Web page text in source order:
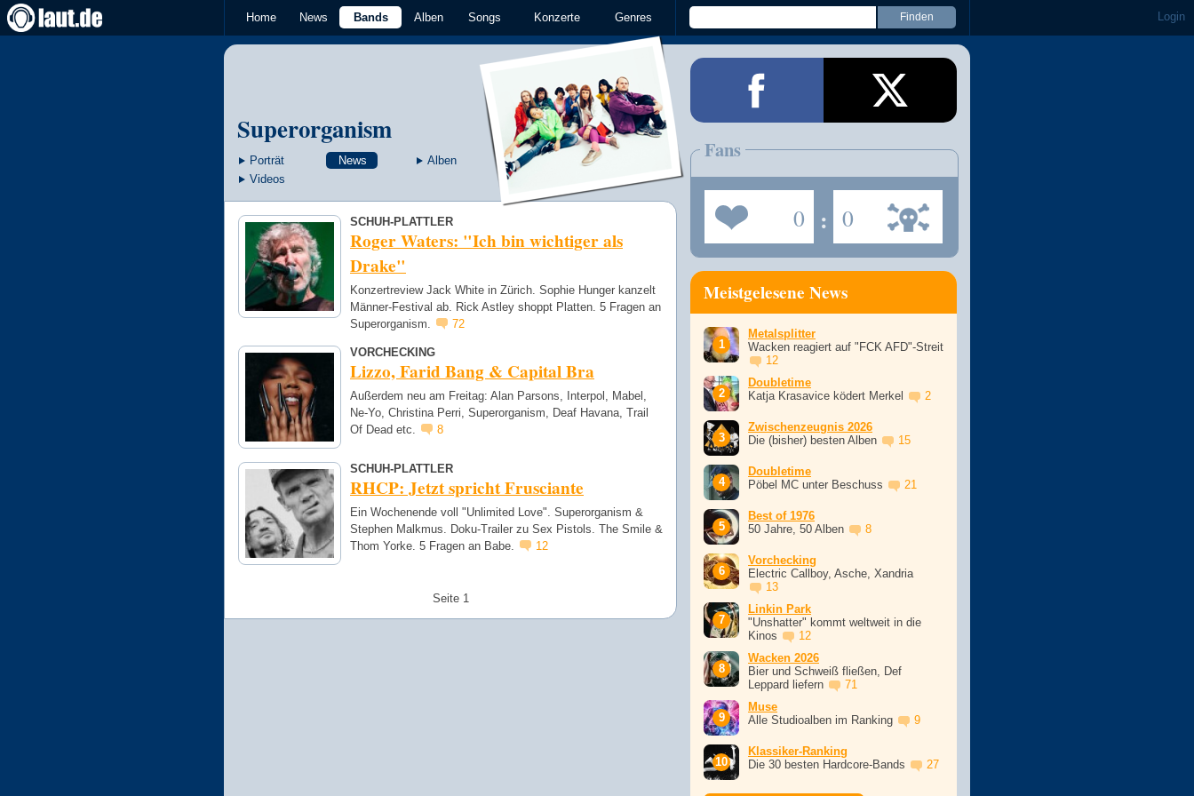
Home News Bands Alben Songs Konzerte Genres Login
Superorganism
Porträt News
Alben
Videos
SCHUH-PLATTLER
Roger Waters: "Ich bin wichtiger als
Drake"
Konzertreview Jack White in Zürich. Sophie Hunger kanzelt
Männer-Festival ab. Rick Astley shoppt Platten. 5 Fragen an
Superorganism.
72
VORCHECKING
Lizzo, Farid Bang & Capital Bra
Außerdem neu am Freitag: Alan Parsons, Interpol, Mabel,
Ne-Yo, Christina Perri, Superorganism, Deaf Havana, Trail
Of Dead etc.
8
SCHUH-PLATTLER
RHCP: Jetzt spricht Frusciante
Ein Wochenende voll "Unlimited Love". Superorganism &
Stephen Malkmus. Doku-Trailer zu Sex Pistols. The Smile &
Thom Yorke. 5 Fragen an Babe.
12
Seite 1
Fans
0 : 0
Meistgelesene News
Metalsplitter
Wacken reagiert auf "FCK AFD"-Streit
12
Doubletime
Katja Krasavice ködert Merkel
2
Zwischenzeugnis 2026
Die (bisher) besten Alben
15
Doubletime
Pöbel MC unter Beschuss
21
Best of 1976
50 Jahre, 50 Alben
8
Vorchecking
Electric Callboy, Asche, Xandria
13
Linkin Park
"Unshatter" kommt weltweit in die
Kinos
12
Wacken 2026
Bier und Schweiß fließen, Def
Leppard liefern
71
Muse
Alle Studioalben im Ranking
9
Klassiker-Ranking
Die 30 besten Hardcore-Bands
27